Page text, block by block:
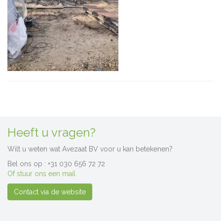
Heeft u vragen?
Wilt u weten wat Avezaat BV voor u kan betekenen?
Bel ons op : +31 030 656 72 72
Of stuur ons een mail
Contact via de website